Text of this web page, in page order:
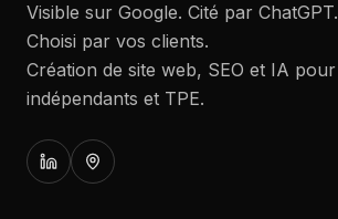
Visible sur Google. Cité par ChatGPT.
Choisi par vos clients.
Création de site web, SEO et IA pour
indépendants et TPE.